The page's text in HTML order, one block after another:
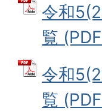
令和
覧
令和
覧